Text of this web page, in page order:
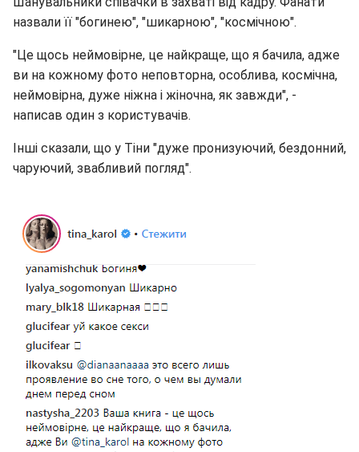
назвали її "богинею", "шикарною", "космічною".
"Це щось неймовірне, це найкраще, що я бачила, адже
ви на кожному фото неповторна, особлива, космічна,
неймовірна, дуже ніжна і жіночна, як завжди", -
написав один з користувачів.
Інші сказали, що у Тіни "дуже пронизуючий, бездонний,
чаруючий, звабливий погляд".